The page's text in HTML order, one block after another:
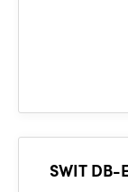
SWIT